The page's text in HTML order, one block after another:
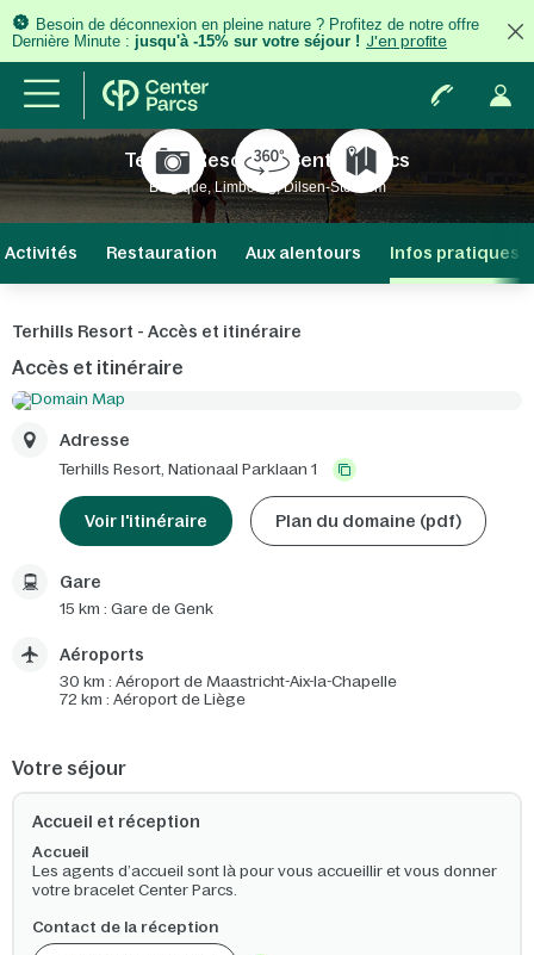
Besoin de déconnexion en pleine nature ? Profitez de notre offre
Dernière Minute : jusqu'à -15% sur votre séjour ! J'en profite
Terhills Resort by Center Parcs
Belgique, Limbourg, Dilsen-Stokkem
Activités Restauration Aux alentours Infos pratiques
Terhills Resort - Accès et itinéraire
Accès et itinéraire
Adresse
Terhills Resort, Nationaal Parklaan 1
Voir l'itinéraire Plan du domaine (pdf)
Gare
15 km : Gare de Genk
Aéroports
30 km : Aéroport de Maastricht-Aix-la-Chapelle
72 km : Aéroport de Liège
Votre séjour
Accueil et réception
Accueil
Les agents d’accueil sont là pour vous accueillir et vous donner
votre bracelet Center Parcs.
Contact de la réception